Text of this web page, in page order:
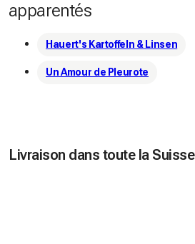
apparentés
Hauert's Kartoffeln & Linsen
Un Amour de Pleurote
Livraison dans toute la Suisse